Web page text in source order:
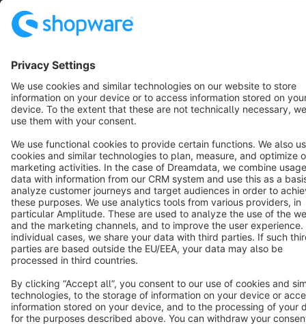
Resources
Star 3k+
Terms & Conditions Privacy Legal notice
Cookie settings
Copyright © shopware AG - All rights reserved
Notice: * All prices are quoted net of the statutory value-added tax